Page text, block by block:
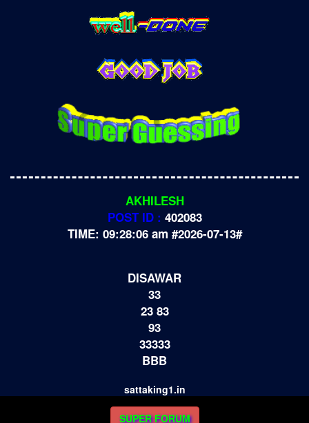
AKHILESH
POST ID : 402083
TIME: 09:28:06 am #2026-07-13#
DISAWAR
33
23 83
93
33333
BBB
sattaking1.in
SUPER FORUM